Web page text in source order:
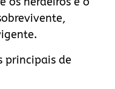
principais de